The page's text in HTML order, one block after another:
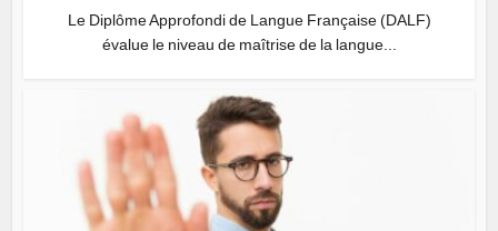
Le Diplôme Approfondi de Langue Française (DALF)
évalue le niveau de maîtrise de la langue...